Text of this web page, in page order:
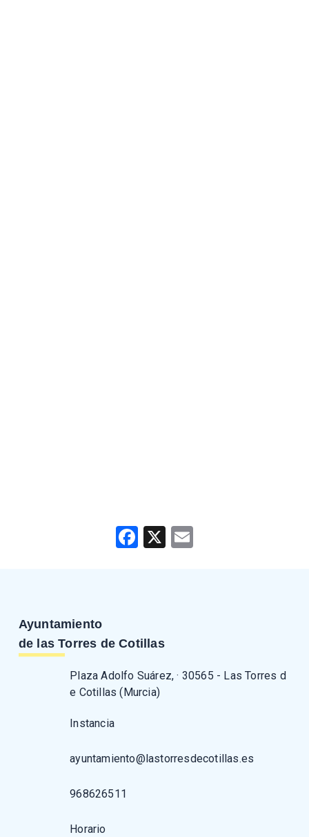
Facebook
X
Ayuntamiento
de las Torres de Cotillas
Plaza Adolfo Suárez, · 30565 - Las Torres d
e Cotillas (Murcia)
Instancia
ayuntamiento@lastorresdecotillas.es
968626511
Horario